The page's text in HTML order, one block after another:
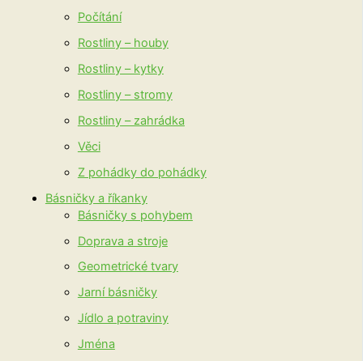
Počítání
Rostliny – houby
Rostliny – kytky
Rostliny – stromy
Rostliny – zahrádka
Věci
Z pohádky do pohádky
Básničky a říkanky
Básničky s pohybem
Doprava a stroje
Geometrické tvary
Jarní básničky
Jídlo a potraviny
Jména